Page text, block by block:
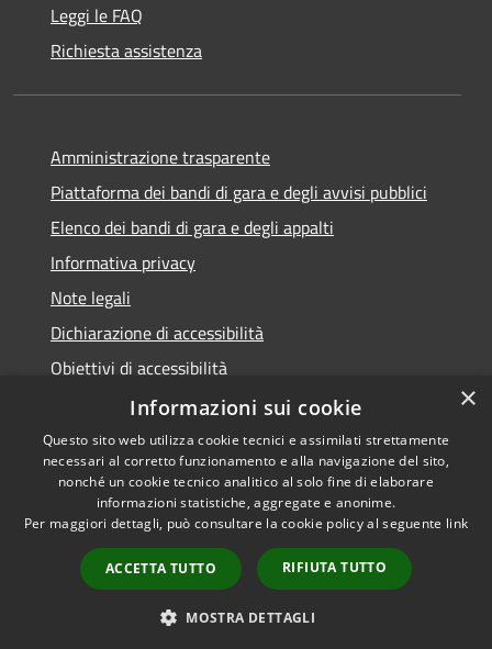
Leggi le FAQ
Richiesta assistenza
Amministrazione trasparente
Piattaforma dei bandi di gara e degli avvisi pubblici
Elenco dei bandi di gara e degli appalti
Informativa privacy
Note legali
Dichiarazione di accessibilità
Obiettivi di accessibilità
Accessibilità
Privacy
Mappa del sito
×
Informazioni sui cookie
Questo sito web utilizza cookie tecnici e assimilati strettamente
necessari al corretto funzionamento e alla navigazione del sito,
nonché un cookie tecnico analitico al solo fine di elaborare
informazioni statistiche, aggregate e anonime.
Per maggiori dettagli, può consultare la cookie policy al seguente link
ACCETTA TUTTO RIFIUTA TUTTO
MOSTRA DETTAGLI